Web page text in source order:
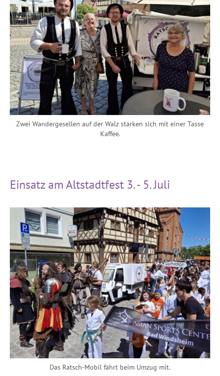
Zwei Wandergesellen auf der Walz stärken sich mit einer Tasse
Kaffee.
Das Ratsch-Mobil fährt beim Umzug mit.
Einsatz am Altstadtfest 3. - 5. Juli